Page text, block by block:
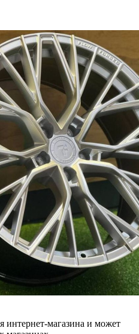
интернет-магазина и может